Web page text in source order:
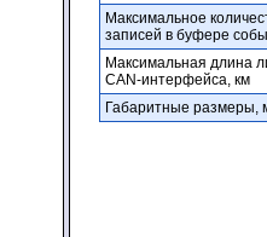
Максимальное
записей в буфере
Максимальная длина
CAN-интерфейса, км
Габаритные размеры,